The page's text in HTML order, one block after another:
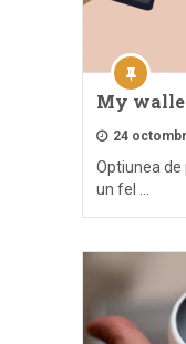
My
24
Optiunea de
un fel …